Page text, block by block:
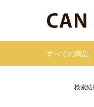
すべての商品
検索結